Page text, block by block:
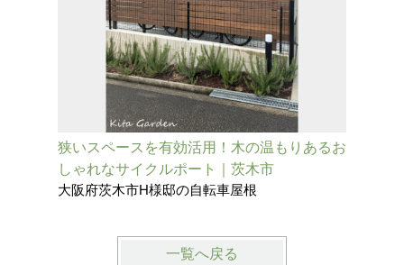
狭いスペースを有効活用！木の温もりあるお
しゃれなサイクルポート｜茨木市
大阪府茨木市H様邸の自転車屋根
一覧へ戻る